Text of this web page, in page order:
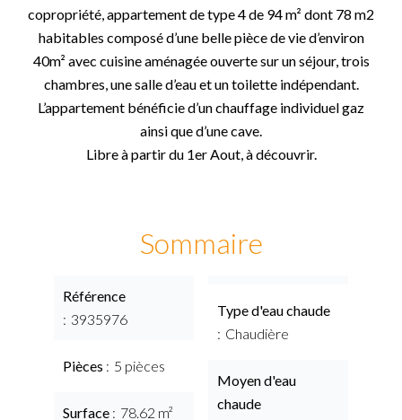
copropriété, appartement de type 4 de 94 m² dont 78 m2
habitables composé d’une belle pièce de vie d’environ
40m² avec cuisine aménagée ouverte sur un séjour, trois
chambres, une salle d’eau et un toilette indépendant.
L’appartement bénéficie d’un chauffage individuel gaz
ainsi que d’une cave.
Libre à partir du 1er Aout, à découvrir.
Sommaire
Référence
3935976
Pièces 5 pièces
Surface 78.62 m²
Type d'eau chaude
Chaudière
Moyen d'eau
chaude